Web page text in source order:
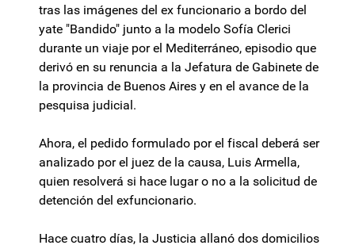
tras las imágenes del ex funcionario a bordo del
yate "Bandido" junto a la modelo Sofía Clerici
durante un viaje por el Mediterráneo, episodio que
derivó en su renuncia a la Jefatura de Gabinete de
la provincia de Buenos Aires y en el avance de la
pesquisa judicial.
Ahora, el pedido formulado por el fiscal deberá ser
analizado por el juez de la causa, Luis Armella,
quien resolverá si hace lugar o no a la solicitud de
detención del exfuncionario.
Hace cuatro días, la Justicia allanó dos domicilios